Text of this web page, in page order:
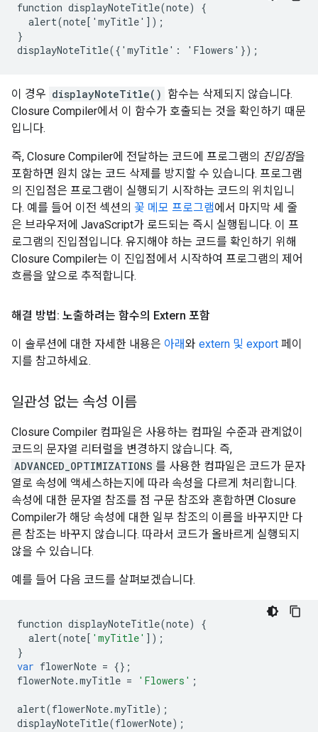
function displayNoteTitle(note) {
  alert(note['myTitle']);
}
displayNoteTitle({'myTitle': 'Flowers'});
이 경우 displayNoteTitle() 함수는 삭제되지 않습니다.
Closure Compiler에서 이 함수가 호출되는 것을 확인하기 때문
입니다.
즉, Closure Compiler에 전달하는 코드에 프로그램의 진입점을
포함하면 원치 않는 코드 삭제를 방지할 수 있습니다. 프로그램
의 진입점은 프로그램이 실행되기 시작하는 코드의 위치입니
다. 예를 들어 이전 섹션의 꽃 메모 프로그램에서 마지막 세 줄
은 브라우저에 JavaScript가 로드되는 즉시 실행됩니다. 이 프
로그램의 진입점입니다. 유지해야 하는 코드를 확인하기 위해
Closure Compiler는 이 진입점에서 시작하여 프로그램의 제어
흐름을 앞으로 추적합니다.
해결 방법: 노출하려는 함수의 Extern 포함
이 솔루션에 대한 자세한 내용은 아래와 extern 및 export 페이
지를 참고하세요.
일관성 없는 속성 이름
Closure Compiler 컴파일은 사용하는 컴파일 수준과 관계없이
코드의 문자열 리터럴을 변경하지 않습니다. 즉,
ADVANCED_OPTIMIZATIONS 를 사용한 컴파일은 코드가 문자
열로 속성에 액세스하는지에 따라 속성을 다르게 처리합니다.
속성에 대한 문자열 참조를 점 구문 참조와 혼합하면 Closure
Compiler가 해당 속성에 대한 일부 참조의 이름을 바꾸지만 다
른 참조는 바꾸지 않습니다. 따라서 코드가 올바르게 실행되지
않을 수 있습니다.
예를 들어 다음 코드를 살펴보겠습니다.
function displayNoteTitle(note)
{
alert(note[ 'myTitle' ]);
}
var flowerNote = {};
flowerNote.myTitle = 'Flowers' ;
alert(flowerNote.myTitle);
displayNoteTitle(flowerNote);